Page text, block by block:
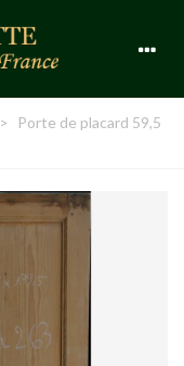
>
Porte de placard 59,5